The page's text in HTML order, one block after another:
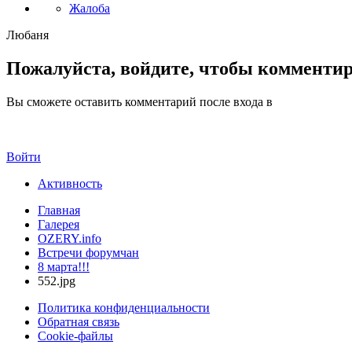
Жалоба
Любаня
Пожалуйста, войдите, чтобы
Вы сможете оставить комментарий после входа в
Войти
Активность
Главная
Галерея
OZERY.info
Встречи форумчан
8 марта!!!
552.jpg
Политика конфиденциальности
Обратная связь
Cookie-файлы